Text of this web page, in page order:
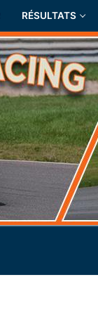
RÉSULTATS